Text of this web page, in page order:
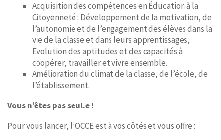
Acquisition des compétences en Éducation à la
Citoyenneté : Développement de la motivation, de
l’autonomie et de l’engagement des élèves dans la
vie de la classe et dans leurs apprentissages,
Evolution des aptitudes et des capacités à
coopérer, travailler et vivre ensemble.
Amélioration du climat de la classe, de l’école, de
l’établissement.
Vous n’êtes pas seul.e !
Pour vous lancer, l’OCCE est à vos côtés et vous offre :